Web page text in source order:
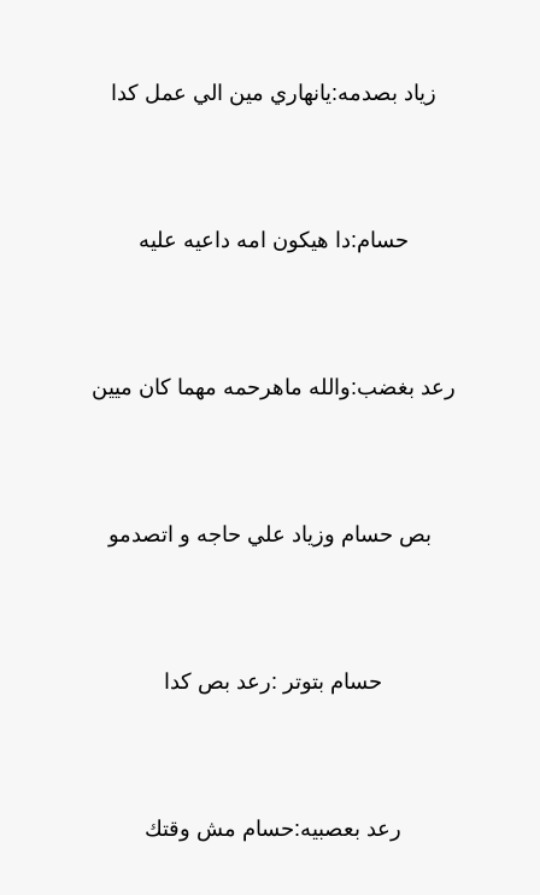
زياد بصدمه:يانهاري مين الي عمل كدا
حسام:دا هيكون امه داعيه عليه
رعد بغضب:والله ماهرحمه مهما كان ميين
بص حسام وزياد علي حاجه و اتصدمو
حسام بتوتر :رعد بص كدا
رعد بعصبيه:حسام مش وقتك